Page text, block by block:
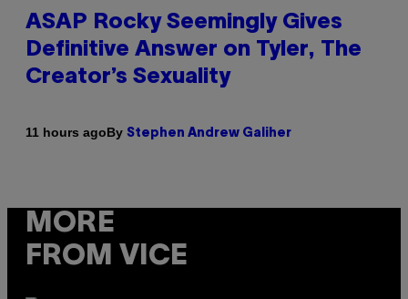
ASAP Rocky Seemingly Gives
Definitive Answer on Tyler, The
Creator’s Sexuality
11 hours agoBy Stephen Andrew Galiher
MORE
FROM VICE